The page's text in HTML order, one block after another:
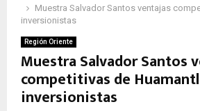
Muestra Salvador Santos ventajas
inversionistas
Región Oriente
Muestra Salvador Santos
competitivas de
inversionistas